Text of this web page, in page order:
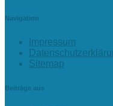
Navigation
Impressum
Sitemap
Beiträge aus